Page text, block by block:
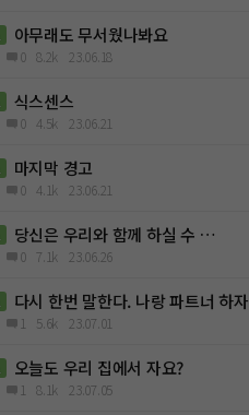
아무래도 무서웠나봐요
0 8.2k 23.06.18
식스센스
0 4.5k 23.06.21
마지막 경고
0 4.1k 23.06.21
당신은 우리와 함께 하실 수 …
0 7.1k 23.06.26
다시 한번 말한다. 나랑 파트너 하자
1 5.6k 23.07.01
오늘도 우리 집에서 자요?
1 8.1k 23.07.05